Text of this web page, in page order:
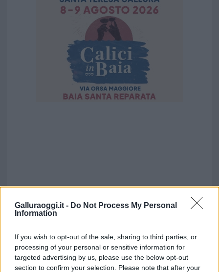
Galluraoggi.it - Do Not Process My Personal
Information
If you wish to opt-out of the sale, sharing to third parties, or
processing of your personal or sensitive information for
targeted advertising by us, please use the below opt-out
section to confirm your selection. Please note that after your